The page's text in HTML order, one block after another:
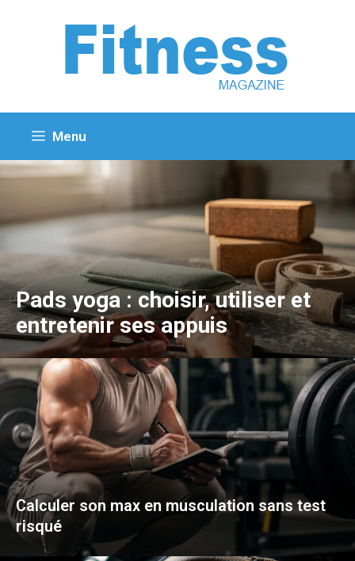
Menu
Pads yoga : choisir, utiliser et
entretenir ses appuis
Calculer son max en musculation sans test
risqué